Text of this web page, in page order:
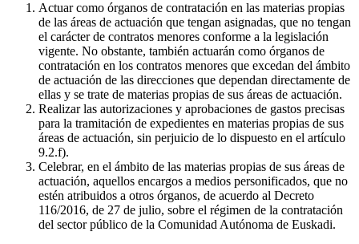
Actuar como órganos de contratación en las materias propias
de las áreas de actuación que tengan asignadas, que no tengan
el carácter de contratos menores conforme a la legislación
vigente. No obstante, también actuarán como órganos de
contratación en los contratos menores que excedan del ámbito
de actuación de las direcciones que dependan directamente de
ellas y se trate de materias propias de sus áreas de actuación.
Realizar las autorizaciones y aprobaciones de gastos precisas
para la tramitación de expedientes en materias propias de sus
áreas de actuación, sin perjuicio de lo dispuesto en el artículo
9.2.f).
Celebrar, en el ámbito de las materias propias de sus áreas de
actuación, aquellos encargos a medios personificados, que no
estén atribuidos a otros órganos, de acuerdo al Decreto
116/2016, de 27 de julio, sobre el régimen de la contratación
del sector público de la Comunidad Autónoma de Euskadi.